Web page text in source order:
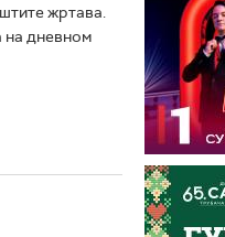
жртава.
на дневном